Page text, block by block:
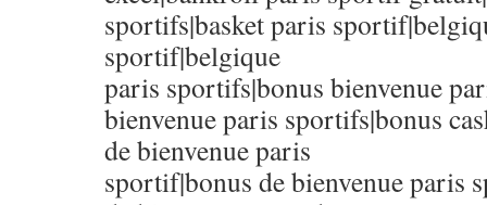
sportifs|basket paris
sportif|belgique
paris sportifs|bonus bienvenue
bienvenue paris sportifs|bonus
de bienvenue paris
sportif|bonus de bienvenue paris